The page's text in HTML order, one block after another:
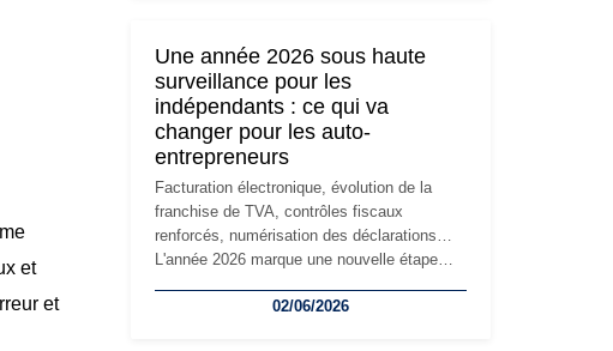
et
et
siège social répond souvent à une nouvelle
étape de la vie de l'entreprise et implique
plusieurs formalités obligatoires.
Une année 2026 sous haute
surveillance pour les
indépendants : ce qui va
changer pour les auto-
entrepreneurs
Facturation électronique, évolution de la
franchise de TVA, contrôles fiscaux
renforcés, numérisation des déclarations…
L'année 2026 marque une nouvelle étape
travailleurs indépendants. Si le régime de la
02/06/2026